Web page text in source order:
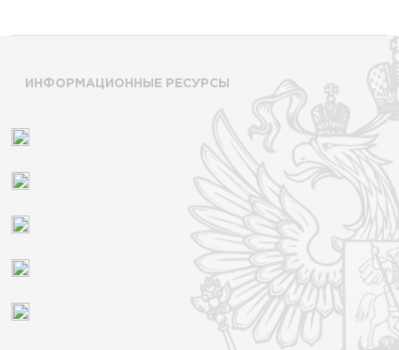
ИНФОРМАЦИОННЫЕ РЕСУРСЫ